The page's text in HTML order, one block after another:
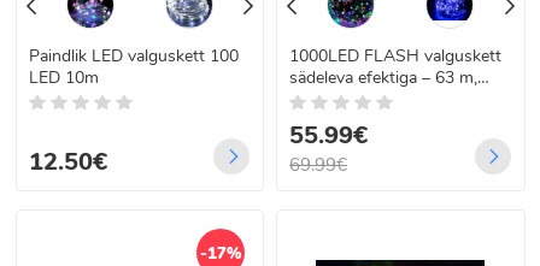
Paindlik LED valguskett 100
LED 10m
12.50€
1000LED FLASH valguskett
sädeleva efektiga – 63 m,
IP44
55.99€
69.99€
-17%